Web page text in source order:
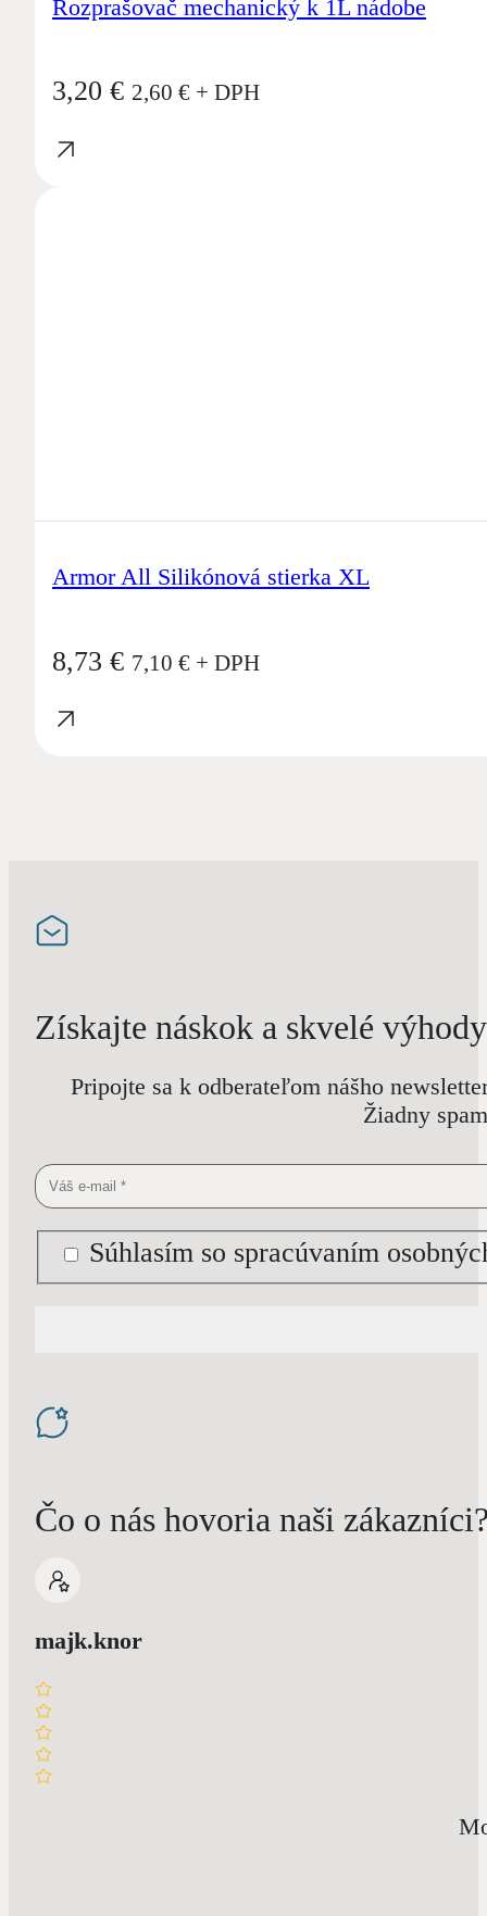
Rozprašovač mechanický k 1L nádobe
3,20 € 2,60 € + DPH
Armor All Silikónová stierka XL
8,73 € 7,10 € + DPH
Získajte náskok a skvelé
Pripojte sa k odberateľom nášho
Žiadny
Súhlasím so spracúvaním
Čo o nás hovoria naši
majk.knor